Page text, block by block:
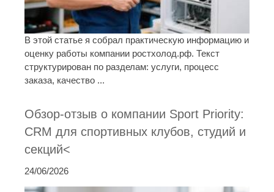
В этой статье я собрал практическую информацию и
оценку работы компании ростхолод.рф. Текст
структурирован по разделам: услуги, процесс
заказа, качество ...
Обзор-отзыв о компании Sport Priority:
CRM для спортивных клубов, студий и
секций<
24/06/2026